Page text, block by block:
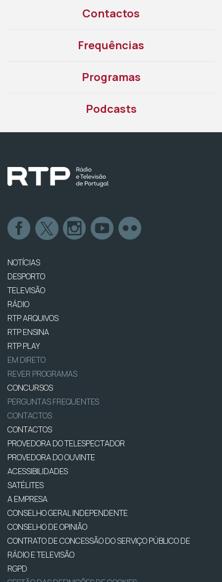
Contactos
Frequências
Programas
Podcasts
NOTÍCIAS
DESPORTO
TELEVISÃO
RÁDIO
RTP ARQUIVOS
RTP ENSINA
RTP PLAY
EM DIRETO
REVER PROGRAMAS
CONCURSOS
PERGUNTAS FREQUENTES
CONTACTOS
CONTACTOS
PROVEDORA DO TELESPECTADOR
PROVEDORA DO OUVINTE
ACESSIBILIDADES
SATÉLITES
A EMPRESA
CONSELHO GERAL INDEPENDENTE
CONSELHO DE OPINIÃO
CONTRATO DE CONCESSÃO DO SERVIÇO PÚBLICO DE
RÁDIO E TELEVISÃO
RGPD